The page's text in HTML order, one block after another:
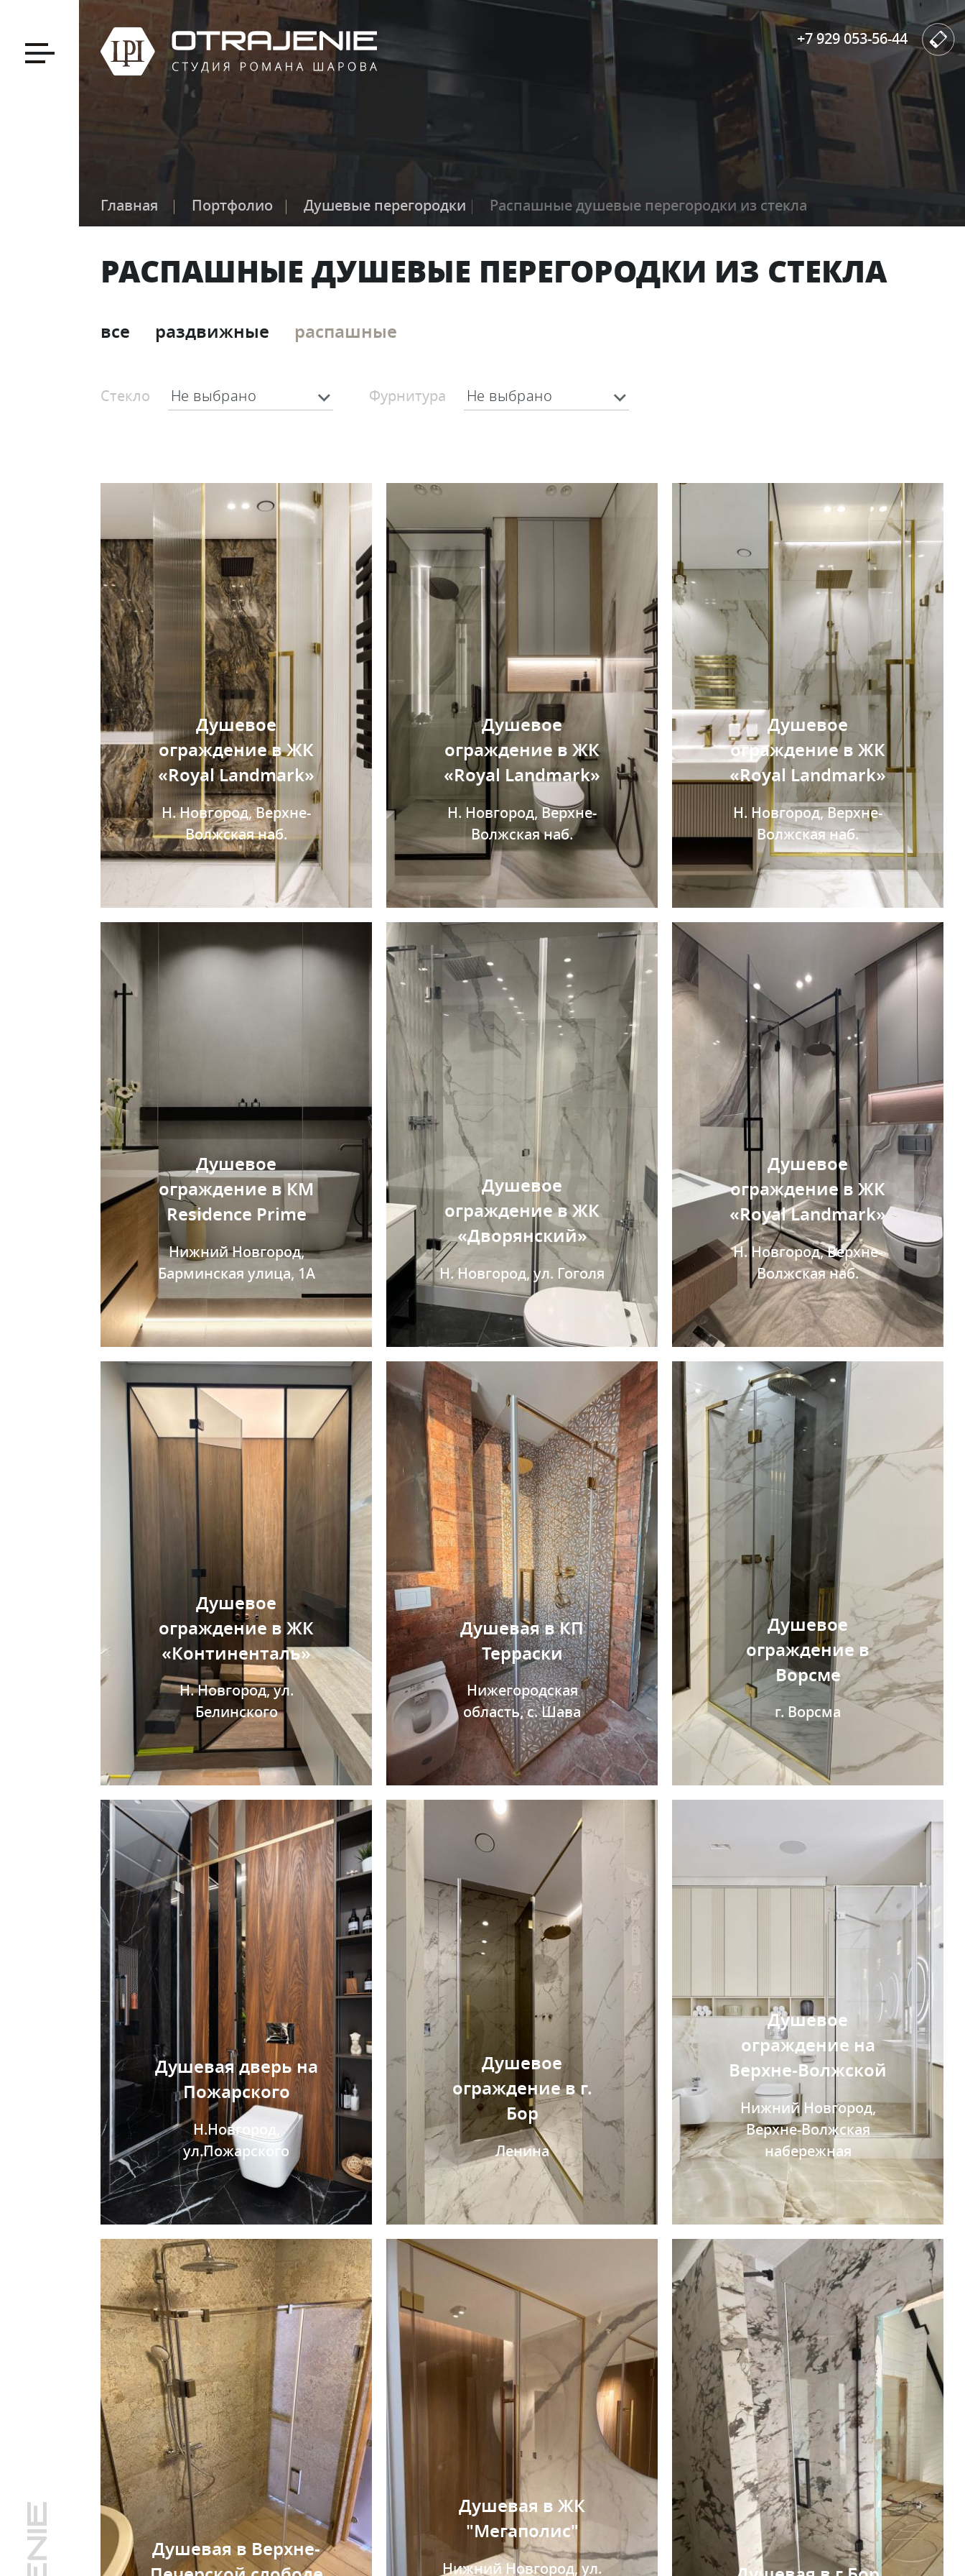
+7 929 053-56-44
Главная Портфолио Душевые перегородки Распашные душевые перегородки из стекла
РАСПАШНЫЕ ДУШЕВЫЕ ПЕРЕГОРОДКИ ИЗ СТЕКЛА
все раздвижные распашные
Стекло Не выбрано Фурнитура Не выбрано
Душевое
ограждение в ЖК
«Royal Landmark»
Н. Новгород, Верхне-
Волжская наб.
Душевое
ограждение в ЖК
«Royal Landmark»
Н. Новгород, Верхне-
Волжская наб.
Душевое
ограждение в ЖК
«Royal Landmark»
Н. Новгород, Верхне-
Волжская наб.
Душевое
ограждение в КМ
Residence Prime
Нижний Новгород,
Барминская улица, 1А
Душевое
ограждение в ЖК
«Дворянский»
Н. Новгород, ул. Гоголя
Душевое
ограждение в ЖК
«Royal Landmark»
Н. Новгород, Верхне-
Волжская наб.
Душевое
ограждение в ЖК
«Континенталь»
Н. Новгород, ул.
Белинского
Душевая в КП
Терраски
Нижегородская
область, с. Шава
Душевое
ограждение в
Ворсме
г. Ворсма
Душевая дверь на
Пожарского
Н.Новгород,
ул.Пожарского
Душевое
ограждение в г.
Бор
Ленина
Душевое
ограждение на
Верхне-Волжской
Нижний Новгород,
Верхне-Волжская
набережная
Душевая в Верхне-
Душевая в ЖК
"Мегаполис"
Нижний Новгород, ул.